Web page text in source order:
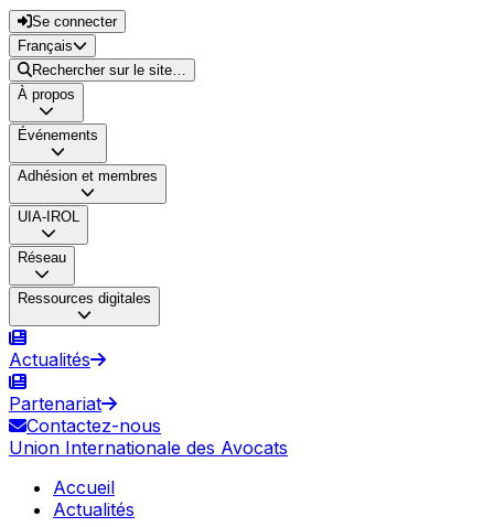
Se connecter
Français
Rechercher sur le site…
À propos
Événements
Adhésion et membres
UIA-IROL
Réseau
Ressources digitales
Actualités
Partenariat
Contactez-nous
Union Internationale des Avocats
Accueil
Actualités